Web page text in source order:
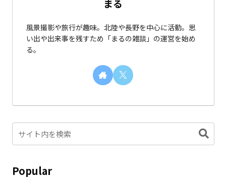
まる
風景撮影や旅行が趣味。北陸や長野を中心に活動。思
い出や出来事を残すため「まるの雑談」の運営を始め
る。
Popular